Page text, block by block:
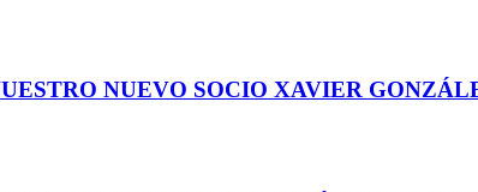
NUEVO SOCIO XAVIER